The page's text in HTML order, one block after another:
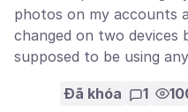
photos on my accounts
changed on two
supposed to be using
Đã khóa 1